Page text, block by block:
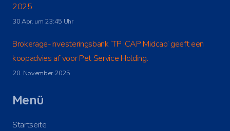
2025
30 Apr. um 23:45 Uhr
Brokerage-investeringsbank ‘TP ICAP Midcap’ geeft een
koopadvies af voor Pet Service Holding.
20. November 2025
Menü
Startseite